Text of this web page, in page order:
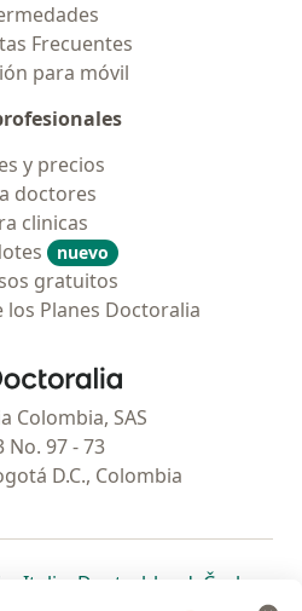
Frecuentes
para móvil
y precios
doctores
clinicas
nuevo
gratuitos
los Planes Doctoralia
Doctoralia - Página de inicio
Colombia, SAS
No. 97 - 73
D.C., Colombia
pestaña
en una nueva pestaña
se abre en una nueva pestaña
Italia se abre en una nueva
Deutschlandse abre en
Česko